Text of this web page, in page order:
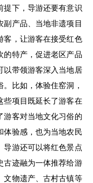
提下，导游还要有意识
产品、当地非遗项目
客，让游客在接受红色
的特产，促进老区产品
以带领游客深入当地居
比如，体验住窑洞，
些项目既延长了游客在
游客对当地文化习俗的
体验感，也为当地农民
导游还可以将红色景点
古迹融为一体推荐给游
文物遗产、古村古镇等